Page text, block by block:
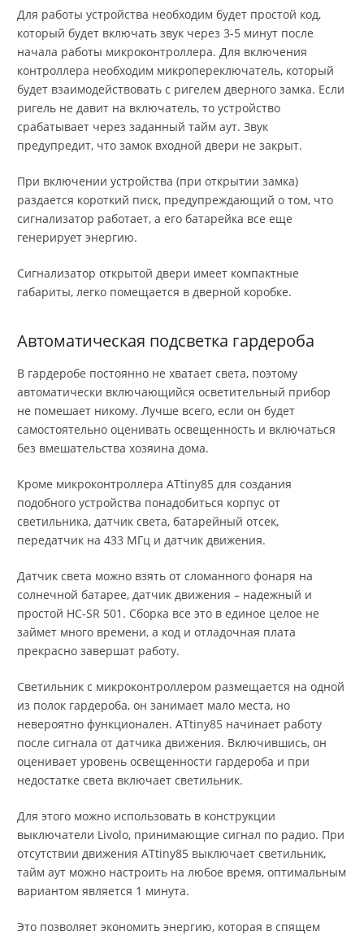
Для работы устройства необходим будет простой код,
который будет включать звук через 3-5 минут после
начала работы микроконтроллера. Для включения
контроллера необходим микропереключатель, который
будет взаимодействовать с ригелем дверного замка. Если
ригель не давит на включатель, то устройство
срабатывает через заданный тайм аут. Звук
предупредит, что замок входной двери не закрыт.
При включении устройства (при открытии замка)
раздается короткий писк, предупреждающий о том, что
сигнализатор работает, а его батарейка все еще
генерирует энергию.
Сигнализатор открытой двери имеет компактные
габариты, легко помещается в дверной коробке.
Автоматическая подсветка гардероба
В гардеробе постоянно не хватает света, поэтому
автоматически включающийся осветительный прибор
не помешает никому. Лучше всего, если он будет
самостоятельно оценивать освещенность и включаться
без вмешательства хозяина дома.
Кроме микроконтроллера ATtiny85 для создания
подобного устройства понадобиться корпус от
светильника, датчик света, батарейный отсек,
передатчик на 433 МГц и датчик движения.
Датчик света можно взять от сломанного фонаря на
солнечной батарее, датчик движения – надежный и
простой HC-SR 501. Сборка все это в единое целое не
займет много времени, а код и отладочная плата
прекрасно завершат работу.
Светильник с микроконтроллером размещается на одной
из полок гардероба, он занимает мало места, но
невероятно функционален. ATtiny85 начинает работу
после сигнала от датчика движения. Включившись, он
оценивает уровень освещенности гардероба и при
недостатке света включает светильник.
Для этого можно использовать в конструкции
выключатели Livolo, принимающие сигнал по радио. При
отсутствии движения ATtiny85 выключает светильник,
тайм аут можно настроить на любое время, оптимальным
вариантом является 1 минута.
Это позволяет экономить энергию, которая в спящем